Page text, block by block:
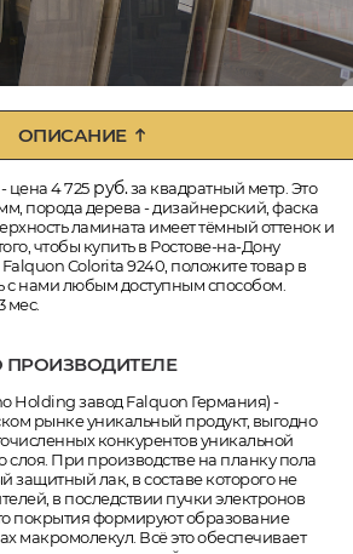
ОПИСАНИЕ
цена 4 725руб.за квадратный метр. Это
порода дерева - дизайнерский, фаска
ламината имеет тёмный оттенок и
чтобы купить в Ростове-на-Дону
Colorita 9240, положите товар в
с нами любым доступным способом.
мес.
ПРОИЗВОДИТЕЛЕ
Holding завод Falquon Германия) -
рынке уникальный продукт, выгодно
конкурентов уникальной
слоя. При производстве на планку пола
защитный лак, в составе которого не
в последствии пучки электронов
покрытия формируют образование
макромолекул. Всё это обеспечивает